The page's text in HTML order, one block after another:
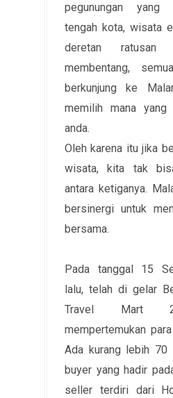
pegunungan yang
tengah kota, wisata
deretan ratusan
membentang,
berkunjung ke
memilih mana yang
anda.
Oleh karena itu jika
wisata, kita tak
antara ketiganya.
bersinergi untuk
bersama.
Pada tanggal 15
lalu, telah di gelar
Travel Mart
mempertemukan
Ada kurang lebih 70
buyer yang hadir
seller terdiri dari